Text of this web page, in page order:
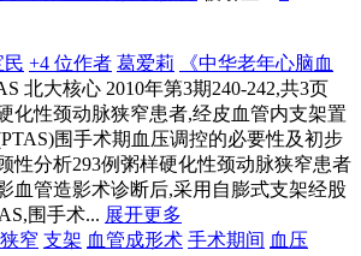
民 +4 位作者 葛爱莉
《中华老年心脑血
北大核心 2010年第3期240-242,共3页
化性颈动脉狭窄患者,经皮血管内支架置
围手术期血压调控的必要性及初步
性分析293例粥样硬化性颈动脉狭窄患者
血管造影术诊断后,采用自膨式支架经股
围手术... 展开更多
窄 支架 血管成形术 手术期间 血压